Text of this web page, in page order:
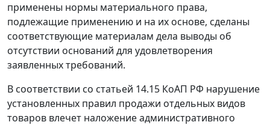
применены нормы материального права,
подлежащие применению и на их основе, сделаны
соответствующие материалам дела выводы об
отсутствии оснований для удовлетворения
заявленных требований.
В соответствии со статьей 14.15 КоАП РФ нарушение
установленных правил продажи отдельных видов
товаров влечет наложение административного